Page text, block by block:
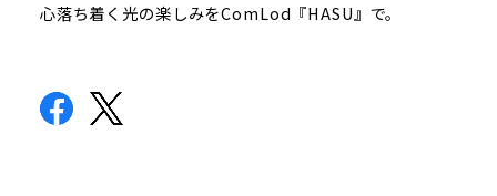
心落ち着く光の楽しみをComLod『HASU』で。